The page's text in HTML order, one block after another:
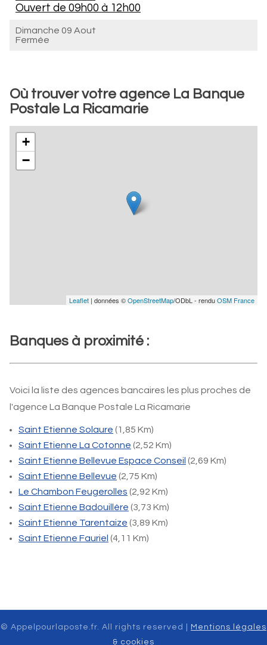
Ouvert de 09h00 à 12h00
Dimanche 09 Aout
Fermée
Où trouver votre agence La Banque
Postale La Ricamarie
+
−
Leaflet | données ©OpenStreetMap/ODbL - renduOSM France
Banques à proximité :
Voici la liste des agences bancaires les plus proches de
l'agence La Banque Postale La Ricamarie
Saint Etienne Solaure (1,85 Km)
Saint Etienne La Cotonne (2,52 Km)
Saint Etienne Bellevue Espace Conseil (2,69 Km)
Saint Etienne Bellevue (2,75 Km)
Le Chambon Feugerolles (2,92 Km)
Saint Etienne Badouillère (3,73 Km)
Saint Etienne Tarentaize (3,89 Km)
Saint Etienne Fauriel (4,11 Km)
© Appelpourlaposte.fr. All rights reserved |
Mentions légales
& cookies